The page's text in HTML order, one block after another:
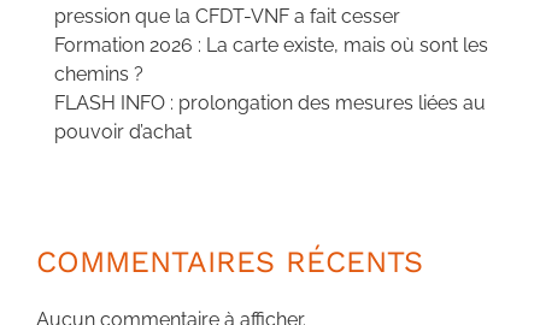
pression que la CFDT-VNF a fait cesser
Formation 2026 : La carte existe, mais où sont les
chemins ?
FLASH INFO : prolongation des mesures liées au
pouvoir d’achat
COMMENTAIRES RÉCENTS
Aucun commentaire à afficher.